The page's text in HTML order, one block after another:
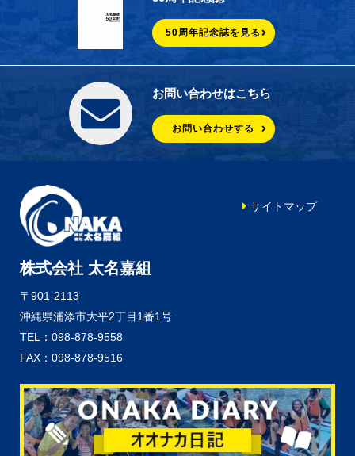
50周年記念誌を見る
お問い合わせはこちら
お問い合わせする
株式会社 太名嘉組
〒901-2113
沖縄県浦添市大平2丁目1番1号
TEL：098-878-9558
FAX：098-878-9516
サイトマップ